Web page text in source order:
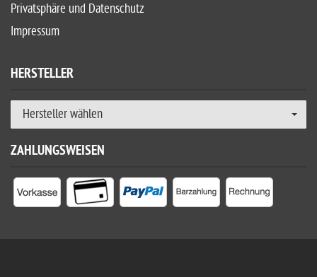
Privatsphäre und Datenschutz
Impressum
HERSTELLER
Hersteller wählen
ZAHLUNGSWEISEN